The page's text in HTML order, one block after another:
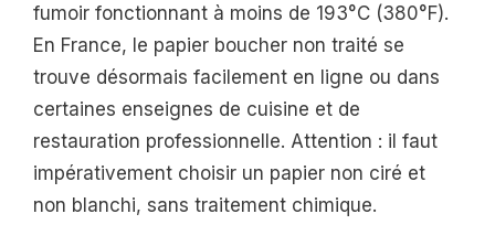
fumoir fonctionnant à moins de 193°C (380°F).
En France, le papier boucher non traité se
trouve désormais facilement en ligne ou dans
certaines enseignes de cuisine et de
restauration professionnelle. Attention : il faut
impérativement choisir un papier non ciré et
non blanchi, sans traitement chimique.